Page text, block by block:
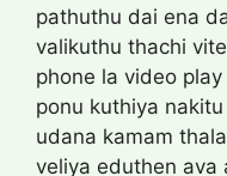
pathuthu dai ena
valikuthu thachi
phone la video
ponu kuthiya
udana kamam
veliya eduthen ava